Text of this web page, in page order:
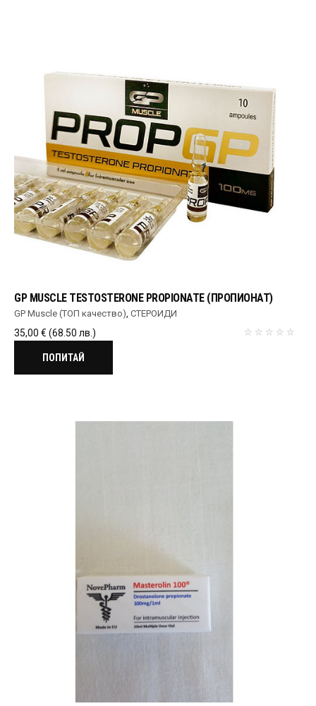
GP MUSCLE TESTOSTERONE PROPIONATE (ПРОПИОНАТ)
GP Muscle (ТОП качество),СТЕРОИДИ
35,00 € (68.50 лв.)
ПОПИТАЙ